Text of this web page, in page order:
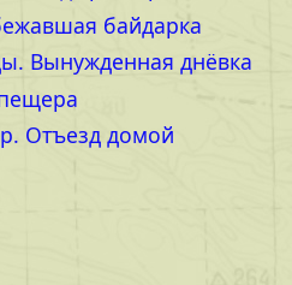
байдарка
Вынужденная днёвка
Отъезд домой